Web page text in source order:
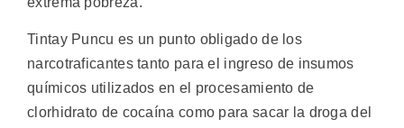
Tintay Puncu es un punto obligado de los
narcotraficantes tanto para el ingreso de insumos
químicos utilizados en el procesamiento de
clorhidrato de cocaína como para sacar la droga del